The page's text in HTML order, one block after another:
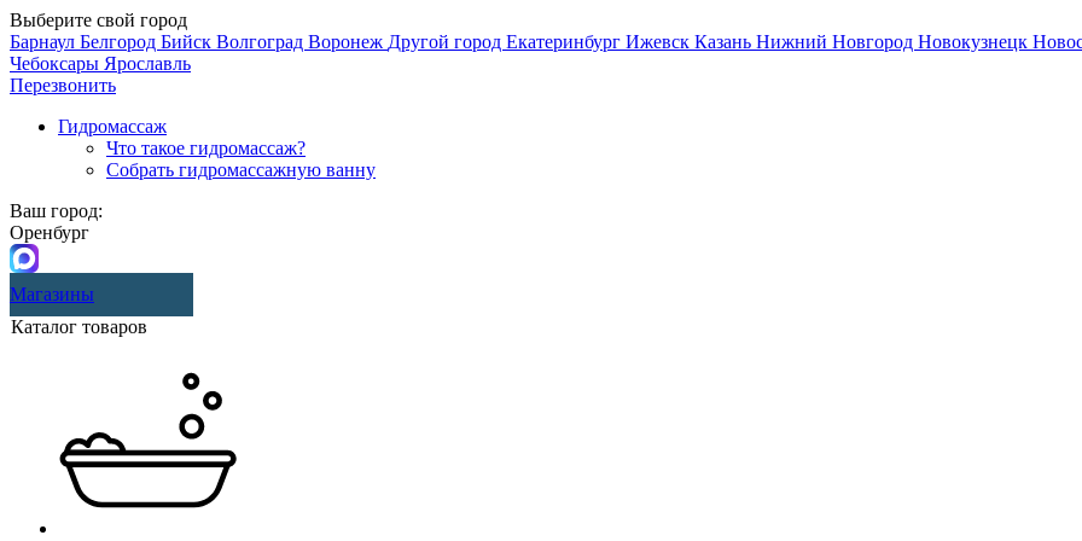
Выберите свой город
Барнаул Белгород Бийск Волгоград Воронеж Другой город Екатеринбург Ижевск Казань Нижний Новгород Новокузнецк
Чебоксары Ярославль
Перезвонить
Гидромассаж
Что такое гидромассаж?
Собрать гидромассажную ванну
Ваш город:
Оренбург
Магазины
Каталог товаров